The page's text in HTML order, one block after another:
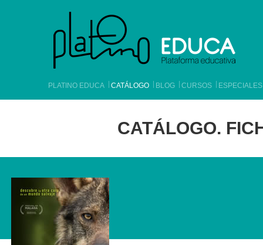
PLATINO EDUCA CATÁLOGO BLOG CURSOS ESPECIALES
CATÁLOGO.